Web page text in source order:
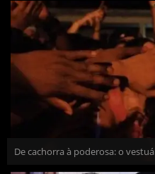
De cachorra à poderosa: o